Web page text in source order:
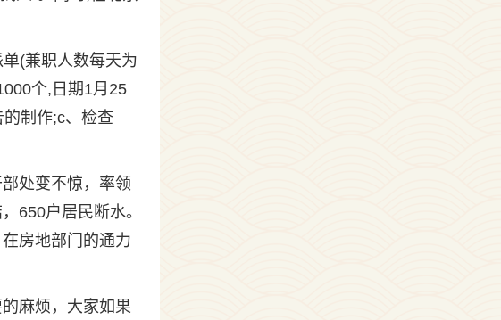
(兼职人数每天为
个,日期1月25
制作;c、检查
处变不惊，率领
650户居民断水。
房地部门的通力
麻烦，大家如果